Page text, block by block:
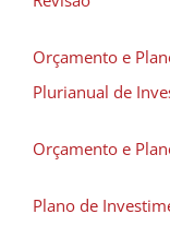
Orçamento e
Plurianual de
Orçamento e
Plano de